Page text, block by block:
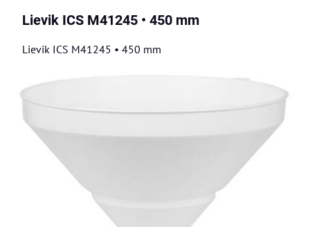
Lievik ICS M41245 • 450 mm
Lievik ICS M41245 • 450 mm